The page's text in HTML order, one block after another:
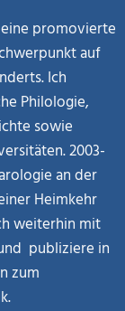
eine promovierte
auf
Ich
Philologie,
sowie
2003-
an der
Heimkehr
weiterhin mit
publiziere in
zum